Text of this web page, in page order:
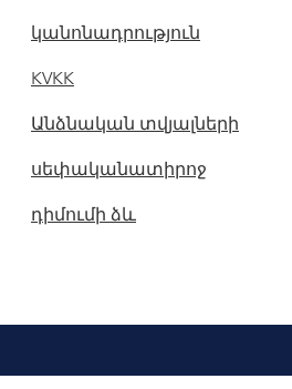
կանոնադրություն
KVKK
Անձնական տվյալների
սեփականատիրոջ
դիմումի ձև